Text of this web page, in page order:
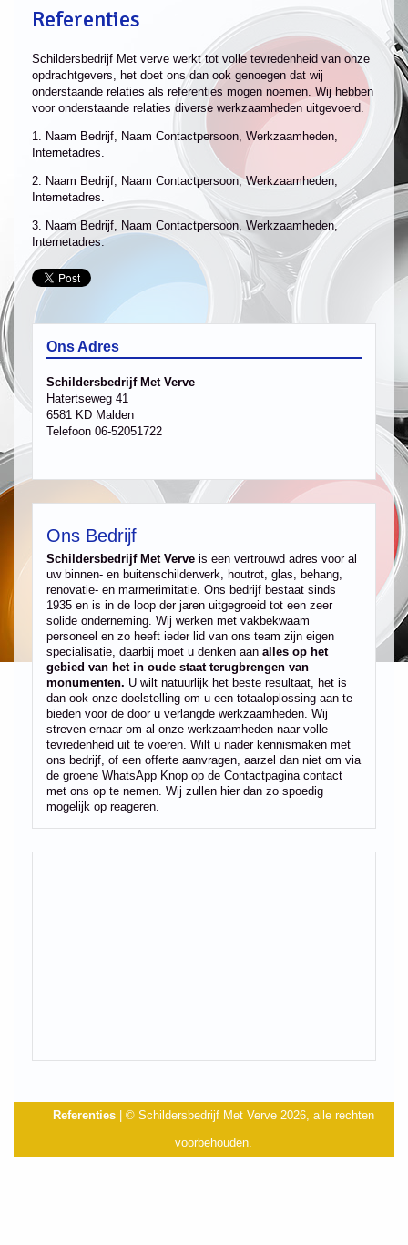
Referenties
Schildersbedrijf Met verve werkt tot volle tevredenheid van onze
opdrachtgevers, het doet ons dan ook genoegen dat wij
onderstaande relaties als referenties mogen noemen. Wij hebben
voor onderstaande relaties diverse werkzaamheden uitgevoerd.
1. Naam Bedrijf, Naam Contactpersoon, Werkzaamheden,
Internetadres.
2. Naam Bedrijf, Naam Contactpersoon, Werkzaamheden,
Internetadres.
3. Naam Bedrijf, Naam Contactpersoon, Werkzaamheden,
Internetadres.
Ons Adres
Schildersbedrijf Met Verve
Hatertseweg 41
6581 KD Malden
Telefoon 06-52051722
Ons Bedrijf
Schildersbedrijf Met Verve is een vertrouwd adres voor al
uw binnen- en buitenschilderwerk, houtrot, glas, behang,
renovatie- en marmerimitatie. Ons bedrijf bestaat sinds
1935 en is in de loop der jaren uitgegroeid tot een zeer
solide onderneming. Wij werken met vakbekwaam
personeel en zo heeft ieder lid van ons team zijn eigen
specialisatie, daarbij moet u denken aan alles op het
gebied van het in oude staat terugbrengen van
monumenten. U wilt natuurlijk het beste resultaat, het is
dan ook onze doelstelling om u een totaaloplossing aan te
bieden voor de door u verlangde werkzaamheden. Wij
streven ernaar om al onze werkzaamheden naar volle
tevredenheid uit te voeren. Wilt u nader kennismaken met
ons bedrijf, of een offerte aanvragen, aarzel dan niet om via
de groene WhatsApp Knop op de Contactpagina contact
met ons op te nemen. Wij zullen hier dan zo spoedig
mogelijk op reageren.
Referenties| © Schildersbedrijf Met Verve 2026, alle rechten
voorbehouden.